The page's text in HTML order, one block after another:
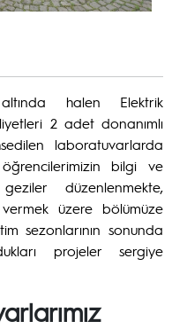
halen Elektrik
2 adet donanımlı
laboratuvarlarda
öğrencilerimizin bilgi ve
düzenlenmekte,
üzere bölümüze
sezonlarının sonunda
projeler sergiye